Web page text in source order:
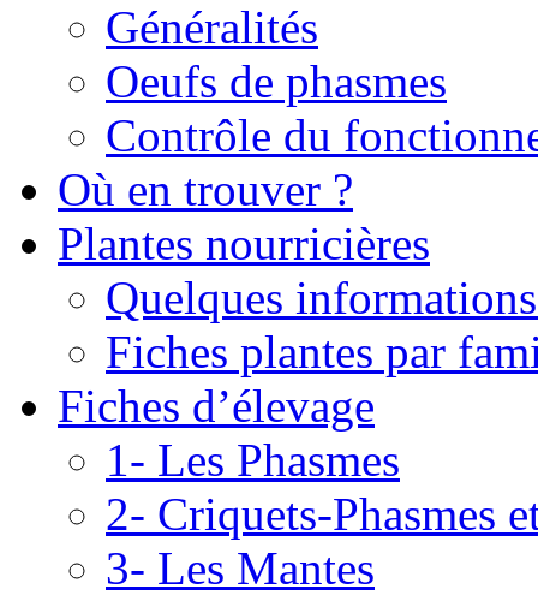
Généralités
Oeufs de phasmes
Contrôle du
Où en trouver ?
Plantes nourricières
Quelques
Fiches plantes par
Fiches d’élevage
1- Les Phasmes
2- Criquets-Phasmes
3- Les Mantes